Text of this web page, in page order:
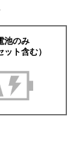
池のみ
ット含む）